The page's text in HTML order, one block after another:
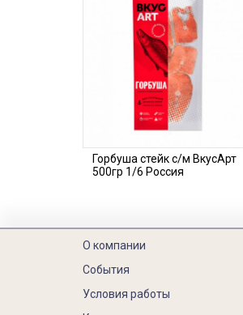
Горбуша стейк с/м ВкусАрт
500гр 1/6 Россия
О компании
События
Условия работы